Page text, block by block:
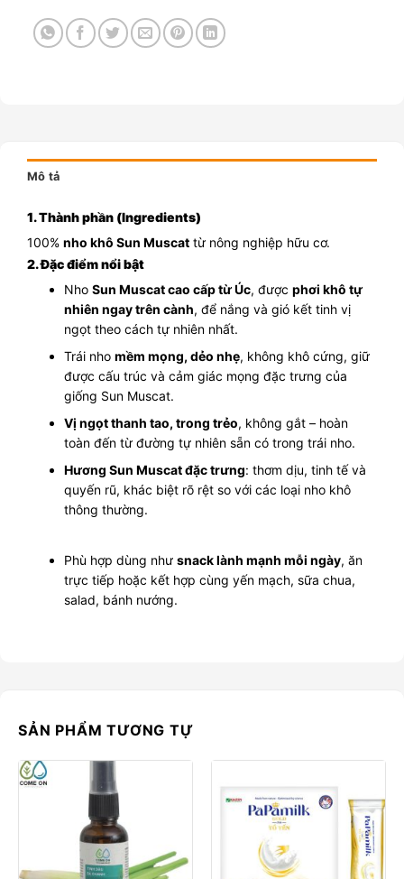
Mô tả
1. Thành phần (Ingredients)
100% nho khô Sun Muscat từ nông nghiệp hữu cơ.
2. Đặc điểm nổi bật
NhoSun Muscat cao cấp từ Úc, đượcphơi khô tự
nhiên ngay trên cành, để nắng và gió kết tinh vị
ngọt theo cách tự nhiên nhất.
Trái nhomềm mọng, dẻo nhẹ, không khô cứng, giữ
được cấu trúc và cảm giác mọng đặc trưng của
giống Sun Muscat.
Vị ngọt thanh tao, trong trẻo, không gắt – hoàn
toàn đến từ đường tự nhiên sẵn có trong trái nho.
Hương Sun Muscat đặc trưng: thơm dịu, tinh tế và
quyến rũ, khác biệt rõ rệt so với các loại nho khô
thông thường.
Phù hợp dùng nhưsnack lành mạnh mỗi ngày, ăn
trực tiếp hoặc kết hợp cùng yến mạch, sữa chua,
salad, bánh nướng.
SẢN PHẨM TƯƠNG TỰ